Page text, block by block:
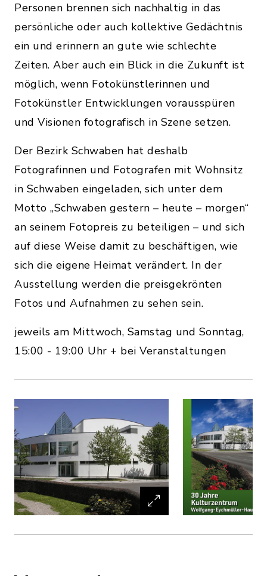
Personen brennen sich nachhaltig in das
persönliche oder auch kollektive Gedächtnis
ein und erinnern an gute wie schlechte
Zeiten. Aber auch ein Blick in die Zukunft ist
möglich, wenn Fotokünstlerinnen und
Fotokünstler Entwicklungen vorausspüren
und Visionen fotografisch in Szene setzen.
Der Bezirk Schwaben hat deshalb
Fotografinnen und Fotografen mit Wohnsitz
in Schwaben eingeladen, sich unter dem
Motto „Schwaben gestern – heute – morgen“
an seinem Fotopreis zu beteiligen – und sich
auf diese Weise damit zu beschäftigen, wie
sich die eigene Heimat verändert. In der
Ausstellung werden die preisgekrönten
Fotos und Aufnahmen zu sehen sein.
jeweils am Mittwoch, Samstag und Sonntag,
15:00 - 19:00 Uhr + bei Veranstaltungen